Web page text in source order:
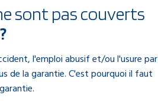
sont pas couverts
l'emploi abusif et/ou l'usure par
de la garantie. C'est pourquoi il faut